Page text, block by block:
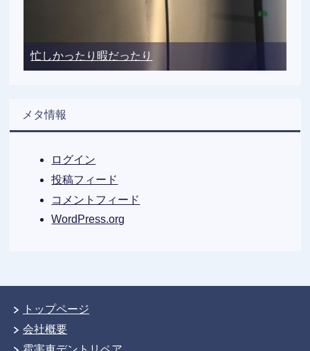
忙しかったり暇だったり
メタ情報
ログイン
投稿フィード
コメントフィード
WordPress.org
トップページ
会社概要